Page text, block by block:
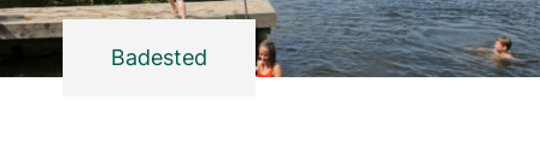
Badested